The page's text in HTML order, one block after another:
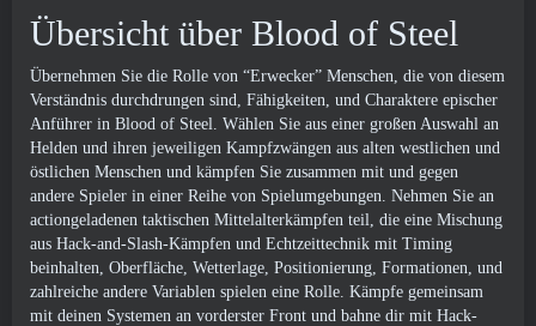
Übersicht über Blood of Steel
Übernehmen Sie die Rolle von “Erwecker” Menschen, die von diesem
Verständnis durchdrungen sind, Fähigkeiten, und Charaktere epischer
Anführer in Blood of Steel. Wählen Sie aus einer großen Auswahl an
Helden und ihren jeweiligen Kampfzwängen aus alten westlichen und
östlichen Menschen und kämpfen Sie zusammen mit und gegen
andere Spieler in einer Reihe von Spielumgebungen. Nehmen Sie an
actiongeladenen taktischen Mittelalterkämpfen teil, die eine Mischung
aus Hack-and-Slash-Kämpfen und Echtzeittechnik mit Timing
beinhalten, Oberfläche, Wetterlage, Positionierung, Formationen, und
zahlreiche andere Variablen spielen eine Rolle. Kämpfe gemeinsam
mit deinen Systemen an vorderster Front und bahne dir mit Hack-